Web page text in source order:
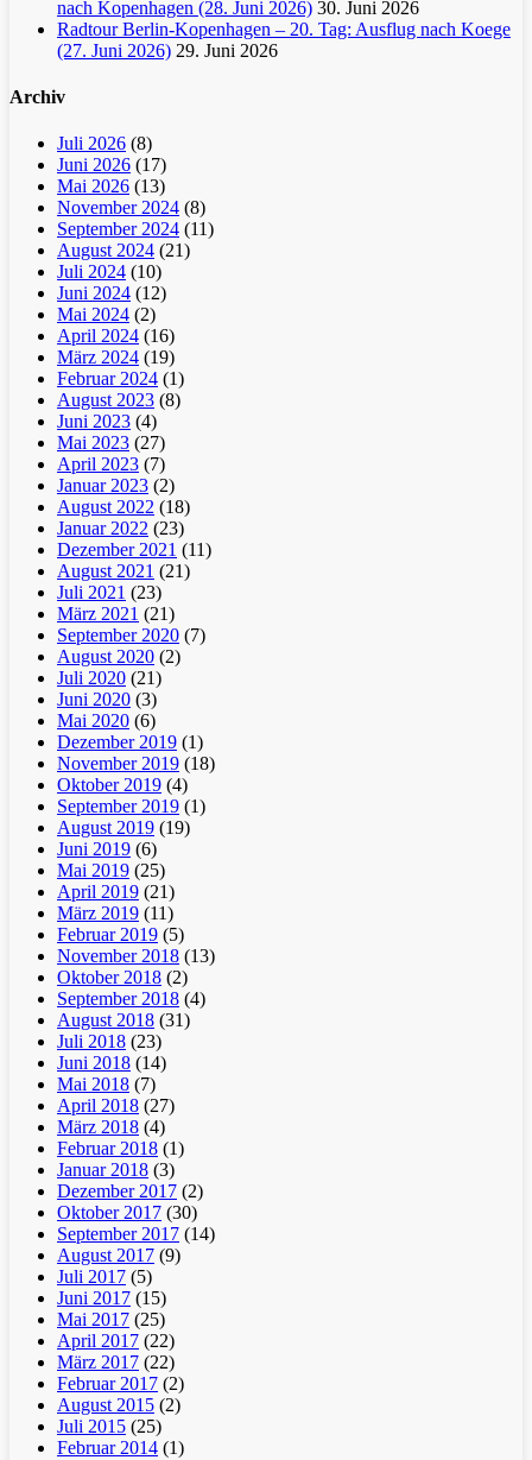
nach Kopenhagen (28. Juni 2026) 30. Juni 2026
Radtour Berlin-Kopenhagen – 20. Tag: Ausflug nach Koege
(27. Juni 2026) 29. Juni 2026
Archiv
Juli 2026 (8)
Juni 2026 (17)
Mai 2026 (13)
November 2024 (8)
September 2024 (11)
August 2024 (21)
Juli 2024 (10)
Juni 2024 (12)
Mai 2024 (2)
April 2024 (16)
März 2024 (19)
Februar 2024 (1)
August 2023 (8)
Juni 2023 (4)
Mai 2023 (27)
April 2023 (7)
Januar 2023 (2)
August 2022 (18)
Januar 2022 (23)
Dezember 2021 (11)
August 2021 (21)
Juli 2021 (23)
März 2021 (21)
September 2020 (7)
August 2020 (2)
Juli 2020 (21)
Juni 2020 (3)
Mai 2020 (6)
Dezember 2019 (1)
November 2019 (18)
Oktober 2019 (4)
September 2019 (1)
August 2019 (19)
Juni 2019 (6)
Mai 2019 (25)
April 2019 (21)
März 2019 (11)
Februar 2019 (5)
November 2018 (13)
Oktober 2018 (2)
September 2018 (4)
August 2018 (31)
Juli 2018 (23)
Juni 2018 (14)
Mai 2018 (7)
April 2018 (27)
März 2018 (4)
Februar 2018 (1)
Januar 2018 (3)
Dezember 2017 (2)
Oktober 2017 (30)
September 2017 (14)
August 2017 (9)
Juli 2017 (5)
Juni 2017 (15)
Mai 2017 (25)
April 2017 (22)
März 2017 (22)
Februar 2017 (2)
August 2015 (2)
Juli 2015 (25)
Februar 2014 (1)